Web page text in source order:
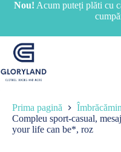
SariNou! Acum puteți plăti cu
Prima pagină
Compleu sport-casual,
your life can be*, roz